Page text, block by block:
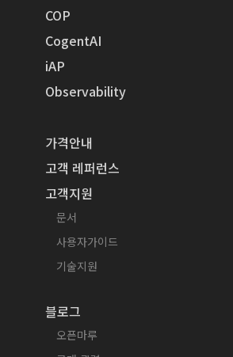
COP
CogentAI
iAP
Observability
가격안내
고객 레퍼런스
고객지원
문서
사용자가이드
기술지원
블로그
오픈마루